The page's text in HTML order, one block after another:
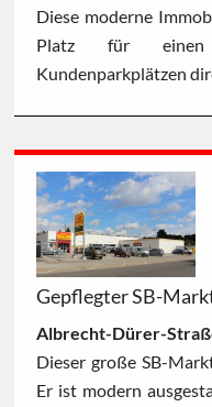
Diese moderne
Platz für
Kundenparkplätzen
Gepflegter SB-
Albrecht-Dürer-
Dieser große SB-
Er ist modern